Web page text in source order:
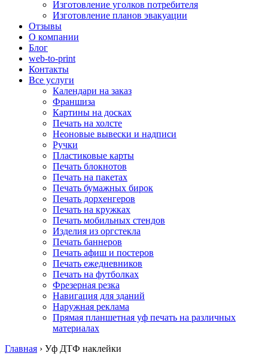
Изготовление уголков потребителя
Изготовление планов эвакуации
Отзывы
О компании
Блог
web-to-print
Контакты
Все услуги
Календари на заказ
Франшиза
Картины на досках
Печать на холсте
Неоновые вывески и надписи
Ручки
Пластиковые карты
Печать блокнотов
Печать на пакетах
Печать бумажных бирок
Печать дорхенгеров
Печать на кружках
Печать мобильных стендов
Изделия из оргстекла
Печать баннеров
Печать афиш и постеров
Печать ежедневников
Печать на футболках
Фрезерная резка
Навигация для зданий
Наружная реклама
Прямая планшетная уф печать на различных
материалах
Главная › Уф ДТФ наклейки